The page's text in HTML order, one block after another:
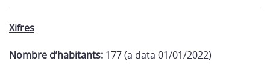
Xifres
Nombre d’habitants: 177 (a data 01/01/2022)